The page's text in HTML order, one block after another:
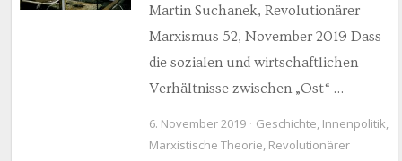
Martin Suchanek, Revolutionärer
Marxismus 52, November 2019 Dass
die sozialen und wirtschaftlichen
Verhältnisse zwischen „Ost“ …
6. November 2019 Geschichte, Innenpolitik,
Marxistische Theorie, Revolutionärer